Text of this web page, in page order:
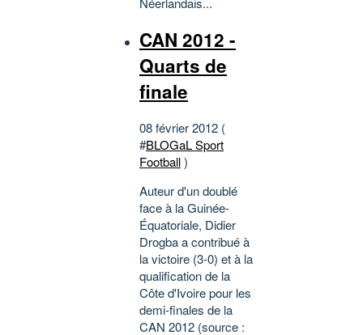
CAN 2012 -
Quarts de
finale
08 février 2012 (
#BLOGaL Sport
Football)
Auteur d'un doublé
face à la Guinée-
Équatoriale, Didier
Drogba a contribué à
la victoire (3-0) et à la
qualification de la
Côte d'Ivoire pour les
demi-finales de la
CAN 2012 (source :